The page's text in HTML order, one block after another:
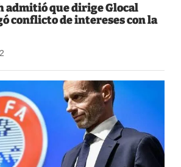
admitió que dirige Glocal
conflicto de intereses con la